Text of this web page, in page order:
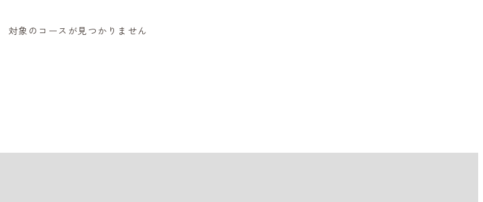
対象のコースが見つかりません